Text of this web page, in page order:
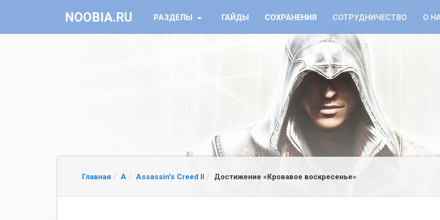
NOOBIA.RU РАЗДЕЛЫ ГАЙДЫ СОХРАНЕНИЯ СОТРУДНИЧЕСТВО О
Главная A Assassin's Creed II Достижение «Кровавое воскресенье»